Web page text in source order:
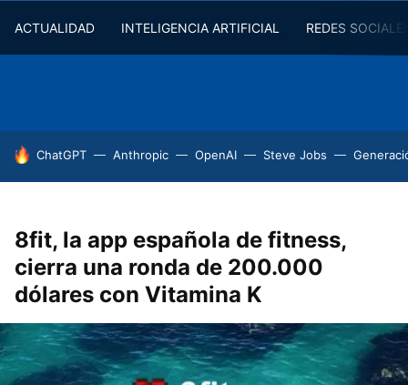
ACTUALIDAD INTELIGENCIA ARTIFICIAL REDES
HOY SE HABLA DE
ChatGPT Anthropic OpenAI Steve Jobs
8fit, la app española de fitness,
cierra una ronda de 200.000
dólares con Vitamina K